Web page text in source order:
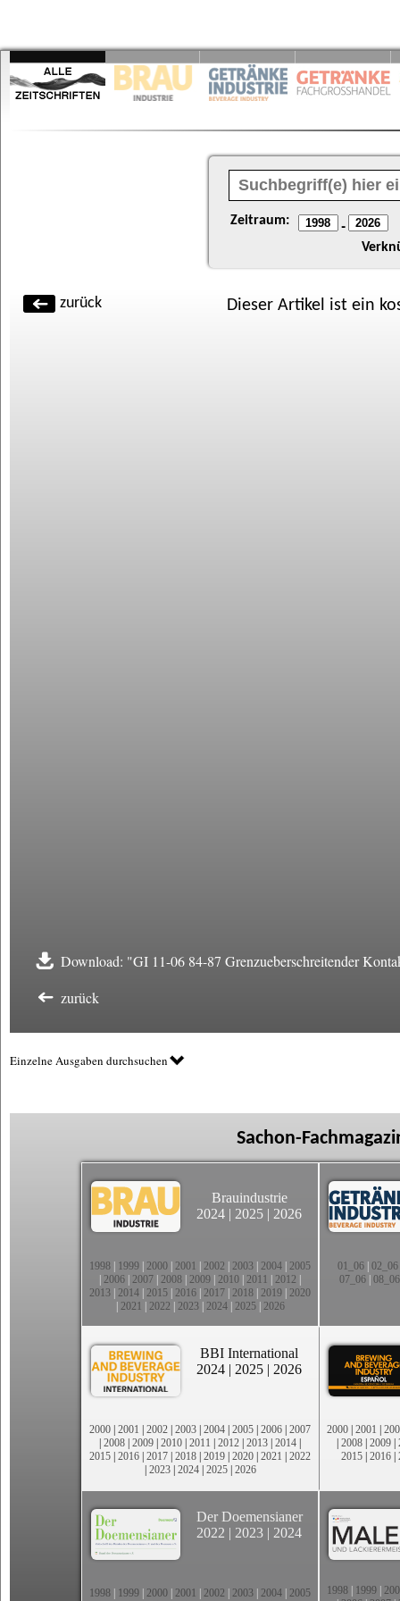
Zeitraum: -
zurück Dieser Artikel ist ein
Download: "GI 11-06 84-87 Grenzueberschreitender
zurück
Einzelne Ausgaben durchsuchen
Sachon-
Brauindustrie
2024 | 2025 | 2026
1998 1999 2000 2001 2002 2003 2004 2005
2006 2007 2008 2009 2010 2011 2012
2013 2014 2015 2016 2017 2018 2019 2020
2021 2022 2023| 2024| 2025| 2026
01_06| 02_06
07_06 08_06
BBI International
2024 | 2025 | 2026
2000 | 2001 | 2002 | 2003 | 2004 | 2005 | 2006 | 2007
| 2008 | 2009 | 2010 | 2011 | 2012 | 2013 | 2014 |
2015 | 2016 | 2017 | 2018 | 2019 | 2020 | 2021 | 2022
| 2023| 2024| 2025| 2026
2000 | 2001 |
| 2008 | 2009 |
2015 | 2016 |
Der Doemensianer
2022 | 2023 | 2024
1998 1999 2000 2001 2002 2003 2004 2005
1998 1999